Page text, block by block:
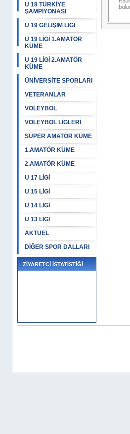
U 18 TÜRKİYE
ŞAMPİYONASI
U 19 GELİŞİM LİGİ
U 19 LİGİ 1.AMATÖR
KÜME
U 19 LİGİ 2.AMATÖR
KÜME
ÜNİVERSİTE SPORLARI
VETERANLAR
VOLEYBOL
VOLEYBOL LİGLERİ
SÜPER AMATÖR KÜME
1.AMATÖR KÜME
2.AMATÖR KÜME
U 17 LİGİ
U 15 LİGİ
U 14 LİGİ
U 13 LİGİ
AKTÜEL
DİĞER SPOR DALLARI
ZİYARETCİ İSTATİSTİĞİ